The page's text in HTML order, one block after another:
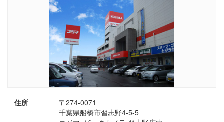
住所
〒274-0071
千葉県船橋市習志野4-5-5